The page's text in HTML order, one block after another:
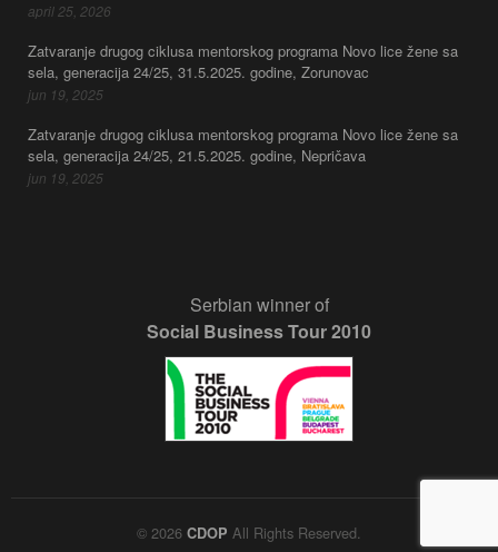
april 25, 2026
Zatvaranje drugog ciklusa mentorskog programa Novo lice žene sa
sela, generacija 24/25, 31.5.2025. godine, Zorunovac
jun 19, 2025
Zatvaranje drugog ciklusa mentorskog programa Novo lice žene sa
sela, generacija 24/25, 21.5.2025. godine, Nepričava
jun 19, 2025
Serbian winner of
Social Business Tour 2010
© 2026 CDOP All Rights Reserved.